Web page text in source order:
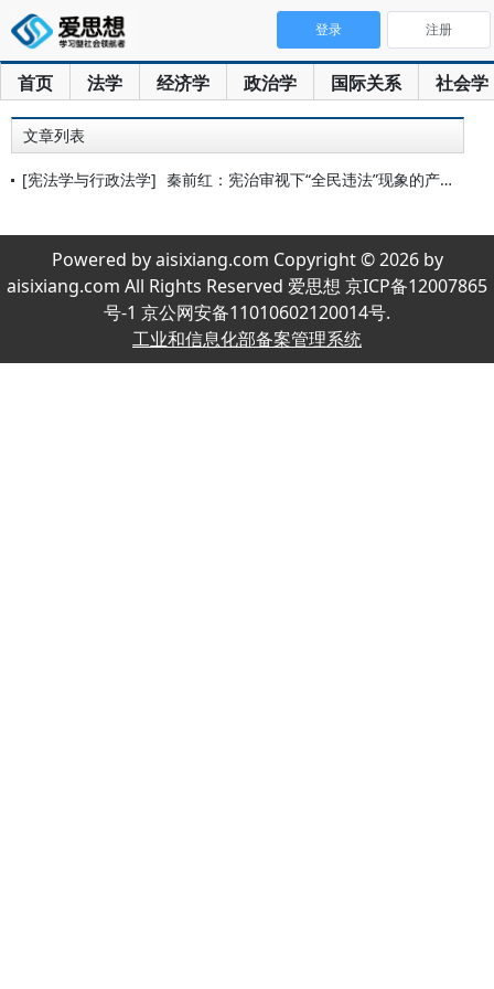
首页 法学 经济学 政治学 国际关系 社会学
登录 注册
文章列表
[宪法学与行政法学] 秦前红：宪治审视下“全民违法”现象的产生及破解之策
Powered by aisixiang.com Copyright © 2026 by
aisixiang.com All Rights Reserved 爱思想 京ICP备12007865
号-1 京公网安备11010602120014号.
工业和信息化部备案管理系统